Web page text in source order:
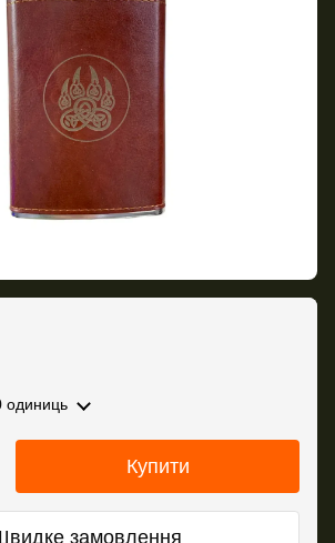
одиниць
Купити
замовлення